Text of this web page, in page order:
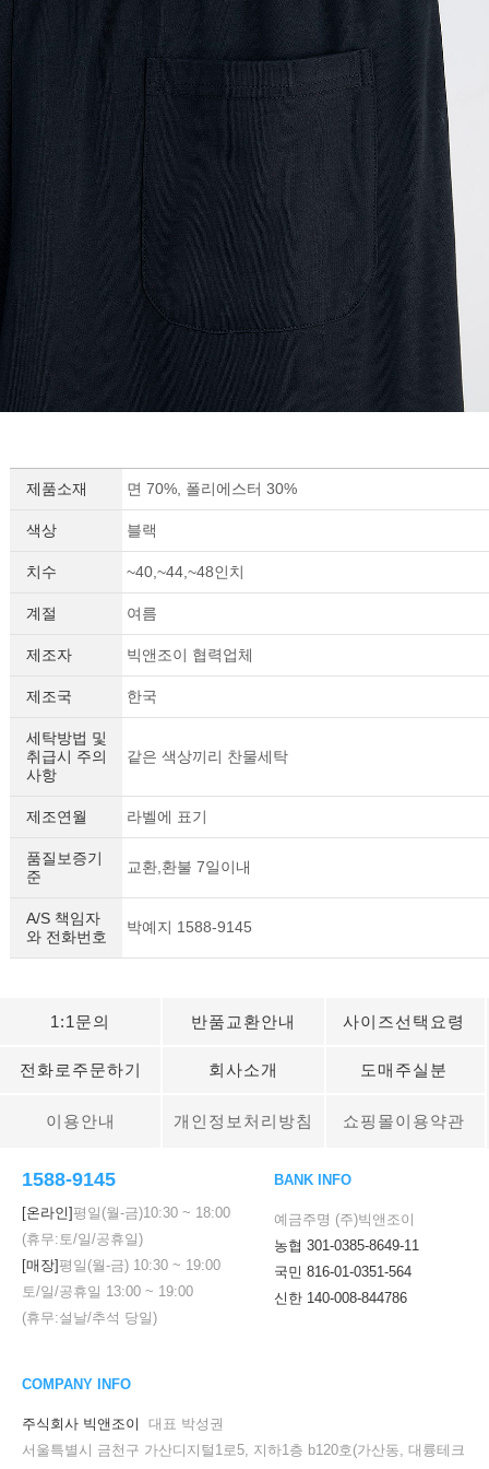
제품소재 면 70%, 폴리에스터 30%
색상 블랙
치수 ~40,~44,~48인치
계절 여름
제조자 빅앤조이 협력업체
제조국 한국
세탁방법 및
취급시 주의
사항
같은 색상끼리 찬물세탁
제조연월 라벨에 표기
품질보증기
준
교환,환불 7일이내
A/S 책임자
와 전화번호
박예지 1588-9145
1:1문의 반품교환안내 사이즈선택요령
전화로주문하기 회사소개 도매주실분
이용안내 개인정보처리방침 쇼핑몰이용약관
1588-9145
[온라인]평일(월-금)10:30 ~ 18:00
(휴무:토/일/공휴일)
[매장]평일(월-금) 10:30 ~ 19:00
토/일/공휴일 13:00 ~ 19:00
(휴무:설날/추석 당일)
BANK INFO
예금주명 (주)빅앤조이
농협 301-0385-8649-11
국민 816-01-0351-564
신한 140-008-844786
COMPANY INFO
주식회사 빅앤조이
대표 박성권
서울특별시 금천구 가산디지털1로5, 지하1층 b120호(가산동, 대륭테크